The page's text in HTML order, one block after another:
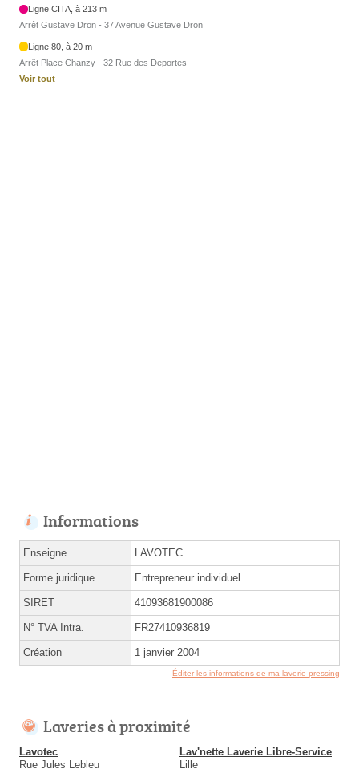
Ligne CITA, à 213 m
Arrêt Gustave Dron - 37 Avenue Gustave Dron
Ligne 80, à 20 m
Arrêt Place Chanzy - 32 Rue des Deportes
Voir tout
Informations
Enseigne LAVOTEC
Forme juridique Entrepreneur individuel
SIRET 41093681900086
N° TVA Intra. FR27410936819
Création 1 janvier 2004
Éditer les informations de ma laverie pressing
Laveries à proximité
Lavotec
Rue Jules Lebleu
Lav'nette Laverie Libre-Service
Lille